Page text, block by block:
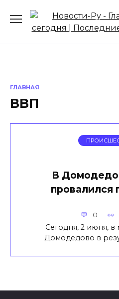
содержанию
ГЛАВНАЯ
ВВП
В
провалился
0
Сегодня, 2 июня, в
Домодедово в